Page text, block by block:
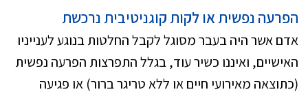
הפרעה נפשית או לקות קוגניטיבית נרכשת
אדם אשר היה בעבר מסוגל לקבל החלטות בנוגע לענייניו
האישיים, ואיננו כשיר עוד, בגלל התפרצות הפרעה נפשית
(כתוצאה מאירועי חיים או ללא טריגר ברור) או פגיעה